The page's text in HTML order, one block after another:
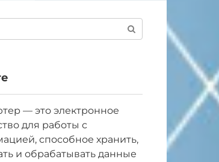
— это электронное
для работы с
способное хранить,
и обрабатывать данные